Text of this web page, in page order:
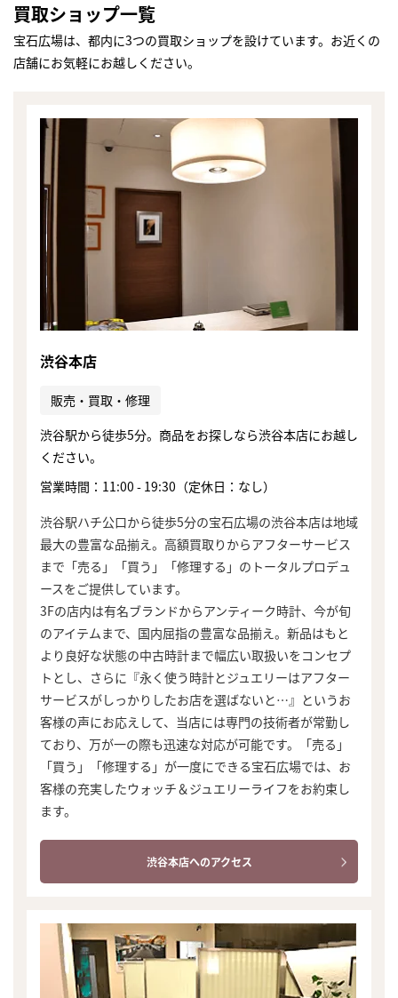
買取ショップ一覧
宝石広場は、都内に3つの買取ショップを設けています。お近くの
店舗にお気軽にお越しください。
渋谷本店
販売・買取・修理
渋谷駅から徒歩5分。商品をお探しなら渋谷本店にお越し
ください。
営業時間：11:00 - 19:30（定休日：なし）
渋谷駅ハチ公口から徒歩5分の宝石広場の渋谷本店は地域
最大の豊富な品揃え。高額買取りからアフターサービス
まで「売る」「買う」「修理する」のトータルプロデュ
ースをご提供しています。
3Fの店内は有名ブランドからアンティーク時計、今が旬
のアイテムまで、国内屈指の豊富な品揃え。新品はもと
より良好な状態の中古時計まで幅広い取扱いをコンセプ
トとし、さらに『永く使う時計とジュエリーはアフター
サービスがしっかりしたお店を選ばないと…』というお
客様の声にお応えして、当店には専門の技術者が常勤し
ており、万が一の際も迅速な対応が可能です。「売る」
「買う」「修理する」が一度にできる宝石広場では、お
客様の充実したウォッチ＆ジュエリーライフをお約束し
ます。
渋谷本店へのアクセス